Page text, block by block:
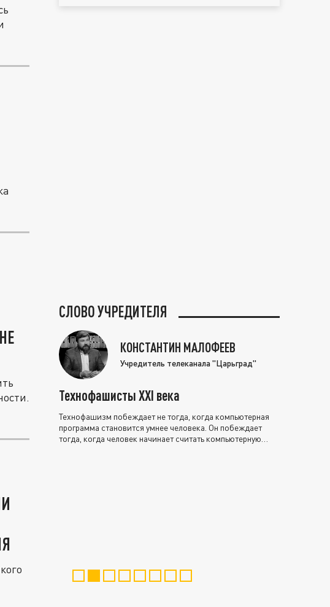
СЛОВО УЧРЕДИТЕЛЯ
КОНСТАНТИН МАЛОФЕЕВ
Учредитель телеканала "Царьград"
Технофашисты XXI века
Технофашизм побеждает не тогда, когда компьютерная
программа становится умнее человека. Он побеждает
тогда, когда человек начинает считать компьютерную